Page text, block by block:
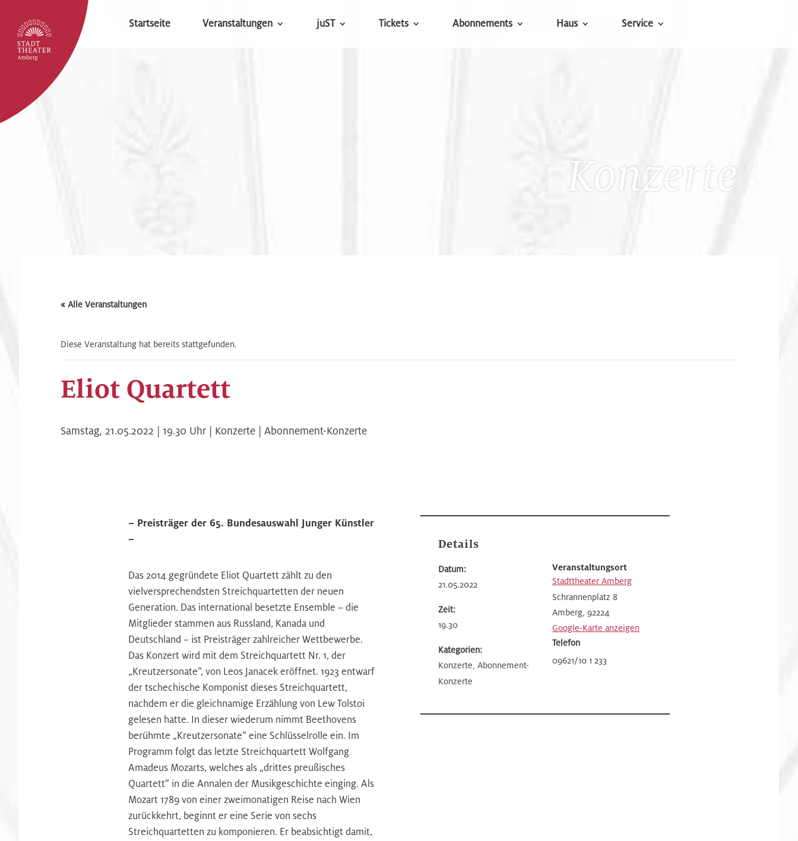
Startseite Veranstaltungen juST Tickets Abonnements Haus Service
Konzerte
« Alle Veranstaltungen
Diese Veranstaltung hat bereits stattgefunden.
Eliot Quartett
Samstag, 21.05.2022 | 19.30 Uhr | Konzerte | Abonnement-Konzerte
– Preisträger der 65. Bundesauswahl Junger Künstler
–
Das 2014 gegründete Eliot Quartett zählt zu den
vielversprechendsten Streichquartetten der neuen
Generation. Das international besetzte Ensemble – die
Mitglieder stammen aus Russland, Kanada und
Deutschland – ist Preisträger zahlreicher Wettbewerbe.
Das Konzert wird mit dem Streichquartett Nr. 1, der
„Kreutzersonate“, von Leos Janacek eröffnet. 1923 entwarf
der tschechische Komponist dieses Streichquartett,
nachdem er die gleichnamige Erzählung von Lew Tolstoi
gelesen hatte. In dieser wiederum nimmt Beethovens
berühmte „Kreutzersonate“ eine Schlüsselrolle ein. Im
Programm folgt das letzte Streichquartett Wolfgang
Amadeus Mozarts, welches als „drittes preußisches
Quartett“ in die Annalen der Musikgeschichte einging. Als
Mozart 1789 von einer zweimonatigen Reise nach Wien
zurückkehrt, beginnt er eine Serie von sechs
Streichquartetten zu komponieren. Er beabsichtigt damit,
Details
Datum:
21.05.2022
Zeit:
19.30
Kategorien:
Konzerte, Abonnement-
Konzerte
Veranstaltungsort
Stadttheater Amberg
Schrannenplatz 8
Amberg, 92224
Google-Karte anzeigen
Telefon
09621/10 1 233